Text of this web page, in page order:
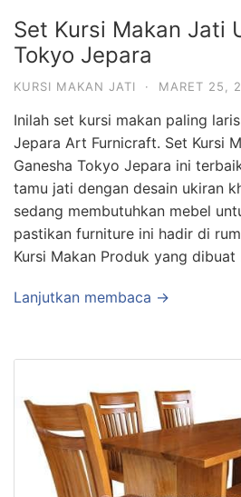
Set Kursi Makan Jati
Tokyo Jepara
KURSI MAKAN JATI · MARET 25,
Inilah set kursi makan paling
Jepara Art Furnicraft. Set Kursi
Ganesha Tokyo Jepara ini
tamu jati dengan desain ukiran
sedang membutuhkan mebel
pastikan furniture ini hadir di
Kursi Makan Produk yang
Lanjutkan membaca →